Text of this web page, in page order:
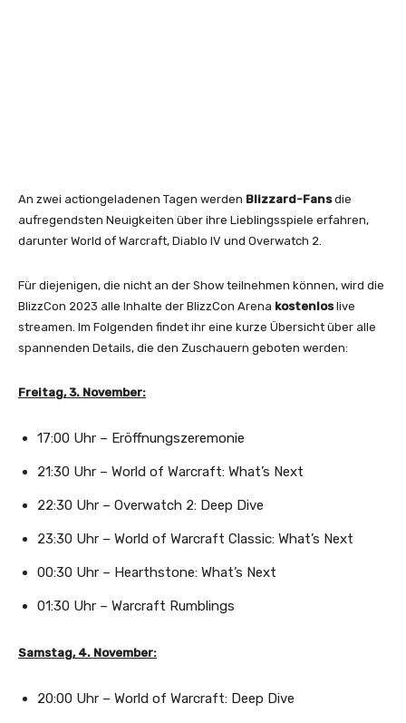
An zwei actiongeladenen Tagen werden Blizzard-Fansdie
aufregendsten Neuigkeiten über ihre Lieblingsspiele erfahren,
darunter World of Warcraft, Diablo IV und Overwatch 2.
Für diejenigen, die nicht an der Show teilnehmen können, wird die
BlizzCon 2023 alle Inhalte der BlizzCon Arena kostenloslive
streamen. Im Folgenden findet ihr eine kurze Übersicht über alle
spannenden Details, die den Zuschauern geboten werden:
Freitag, 3. November:
17:00 Uhr – Eröffnungszeremonie
21:30 Uhr – World of Warcraft: What’s Next
22:30 Uhr – Overwatch 2: Deep Dive
23:30 Uhr – World of Warcraft Classic: What’s Next
00:30 Uhr – Hearthstone: What’s Next
01:30 Uhr – Warcraft Rumblings
Samstag, 4. November:
20:00 Uhr – World of Warcraft: Deep Dive